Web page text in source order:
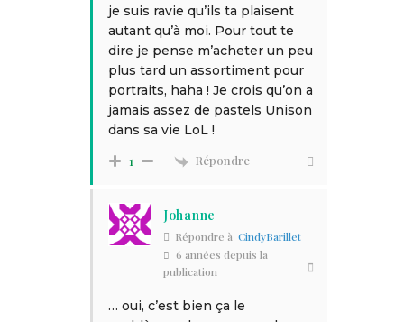
je suis ravie qu’ils ta plaisent
autant qu’à moi. Pour tout te
dire je pense m’acheter un peu
plus tard un assortiment pour
portraits, haha ! Je crois qu’on a
jamais assez de pastels Unison
dans sa vie LoL !
1 Répondre
Johanne
Répondre à CindyBarillet
6 années depuis la
publication
… oui, c’est bien ça le